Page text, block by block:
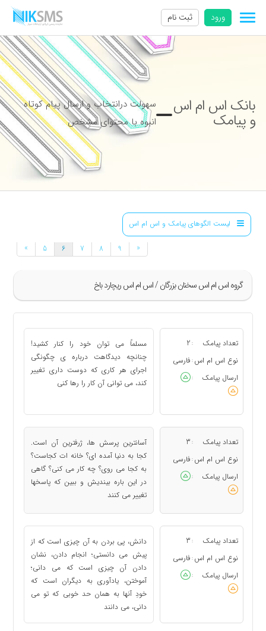
ورود ثبت نام
بانک اس ام اس
و پیامک
سهولت درانتخاب و ارسال پیام کوتاه
انبوه با محتوای مشخص
لیست الگوهای پیامک و اس ام اس
گروه اس ام اس سخنان بزرگان / اس ام اس ریچارد باخ
» 5 6 7 8 9 «
تعداد پیامک :
2
نوع اس ام اس : فارسی
ارسال پیامک
:
مسلماً می توان خود را كنار كشید!
چنانچه دیدگاهت درباره ی چگونگی
اجرای هر كاری كه دوست داری تغییر
كند، می توانی آن كار را رها كنی
تعداد پیامک :
3
نوع اس ام اس : فارسی
ارسال پیامک
:
آسانترین پرسش ها، ژرفترین آن است.
كجا به دنیا آمده ای؟ خانه ات كجاست؟
به كجا می روی؟ چه كار می كنی؟ گاهی
در این باره بیندیش و ببین كه پاسخها
تغییر می كنند
تعداد پیامک :
3
نوع اس ام اس : فارسی
ارسال پیامک
:
دانش، پی بردن به آن چیزی است كه از
پیش می دانستی؛ انجام دادن، نشان
دادن آن چیزی است كه می دانی؛
آموختن، یادآوری به دیگران است كه
خودِ آنها به همان حد خوبی كه تو می
دانی، می دانند